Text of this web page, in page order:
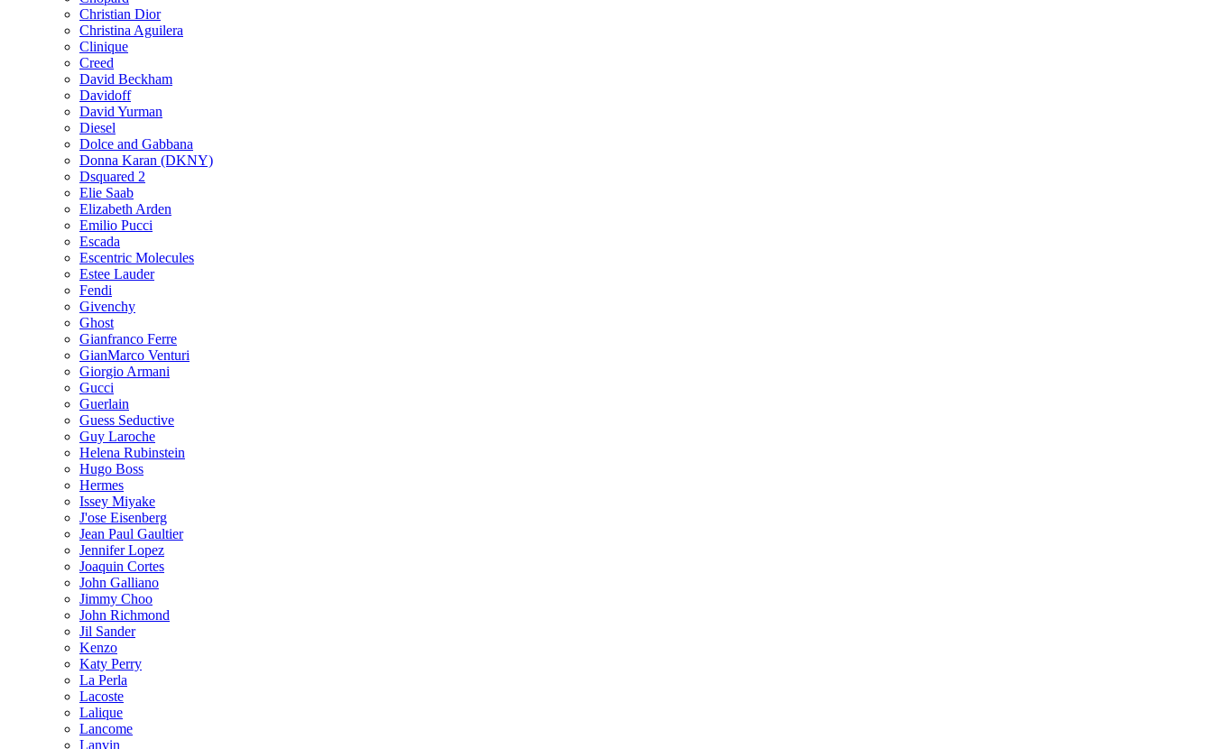
Christian Dior
Christina Aguilera
Clinique
Creed
David Beckham
Davidoff
David Yurman
Diesel
Dolce and Gabbana
Donna Karan (DKNY)
Dsquared 2
Elie Saab
Elizabeth Arden
Emilio Pucci
Escada
Escentric Molecules
Estee Lauder
Fendi
Givenchy
Ghost
Gianfranco Ferre
GianMarco Venturi
Giorgio Armani
Gucci
Guerlain
Guess Seductive
Guy Laroche
Helena Rubinstein
Hugo Boss
Hermes
Issey Miyake
J'ose Eisenberg
Jean Paul Gaultier
Jennifer Lopez
Joaquin Cortes
John Galliano
Jimmy Choo
John Richmond
Jil Sander
Kenzo
Katy Perry
La Perla
Lacoste
Lalique
Lancome
Lanvin